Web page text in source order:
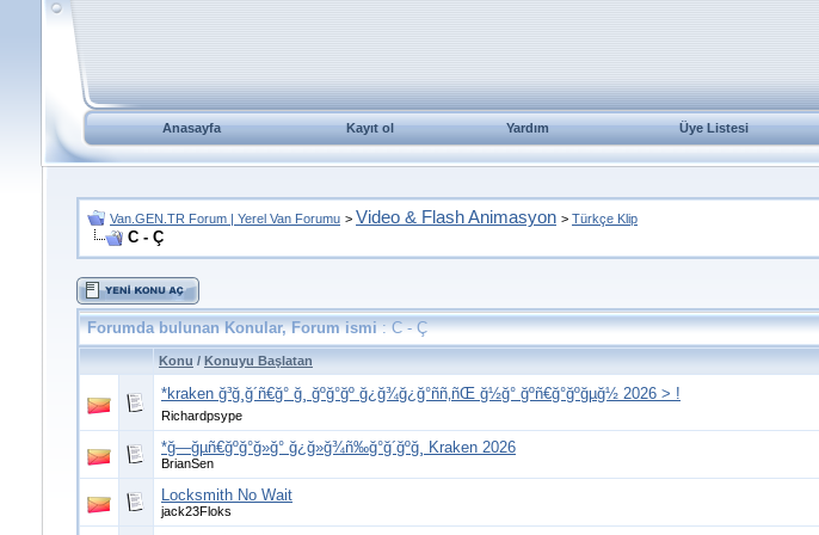
Anasayfa Kayıt ol Yardım Üye Listesi
Van.GEN.TR Forum | Yerel Van Forumu > Video & Flash Animasyon > Türkçe Klip
C - Ç
Forumda bulunan Konular, Forum ismi: C - Ç
Konu / Konuyu Başlatan
*kraken ğ³ğ¸ğ´ñ€ğ° ğ¸ ğºğ°ğº ğ¿ğ¾ğ¿ğ°ññ‚ñŒ ğ½ğ° ğºñ€ğ°ğºğµğ½ 2026 > !
Richardpsype
*ğ—ğµñ€ğºğ°ğ»ğ° ğ¿ğ»ğ¾ñ‰ğ°ğ´ğºğ¸ Kraken 2026
BrianSen
Locksmith No Wait
jack23Floks